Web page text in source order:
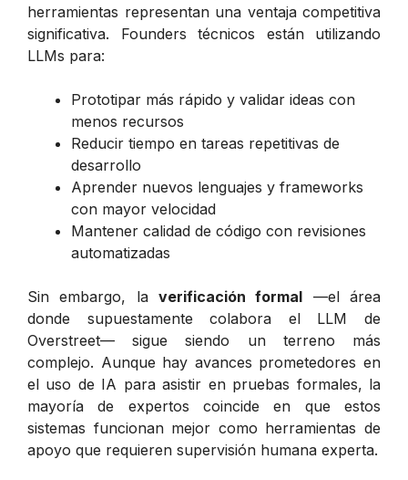
herramientas representan una ventaja competitiva
significativa. Founders técnicos están utilizando
LLMs para:
Prototipar más rápido y validar ideas con
menos recursos
Reducir tiempo en tareas repetitivas de
desarrollo
Aprender nuevos lenguajes y frameworks
con mayor velocidad
Mantener calidad de código con revisiones
automatizadas
Sin embargo, la verificación formal —el área
donde supuestamente colabora el LLM de
Overstreet— sigue siendo un terreno más
complejo. Aunque hay avances prometedores en
el uso de IA para asistir en pruebas formales, la
mayoría de expertos coincide en que estos
sistemas funcionan mejor como herramientas de
apoyo que requieren supervisión humana experta.